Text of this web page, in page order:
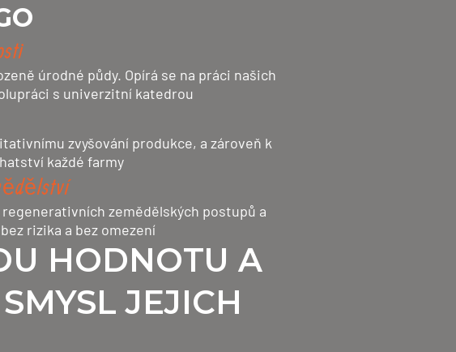
úrodné půdy. Opírá se na práci našich
s univerzitní katedrou
zvyšování produkce, a zároveň k
každé farmy
zemědělských postupů a
rizika a bez omezení
HODNOTU A
JEJICH